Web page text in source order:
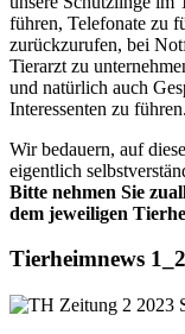
führen, Telefonate zu
zurückzurufen, bei
Tierarzt zu
und natürlich auch
Interessenten zu
Wir bedauern, auf
eigentlich
Bitte nehmen Sie
dem jeweiligen
Tierheimnews